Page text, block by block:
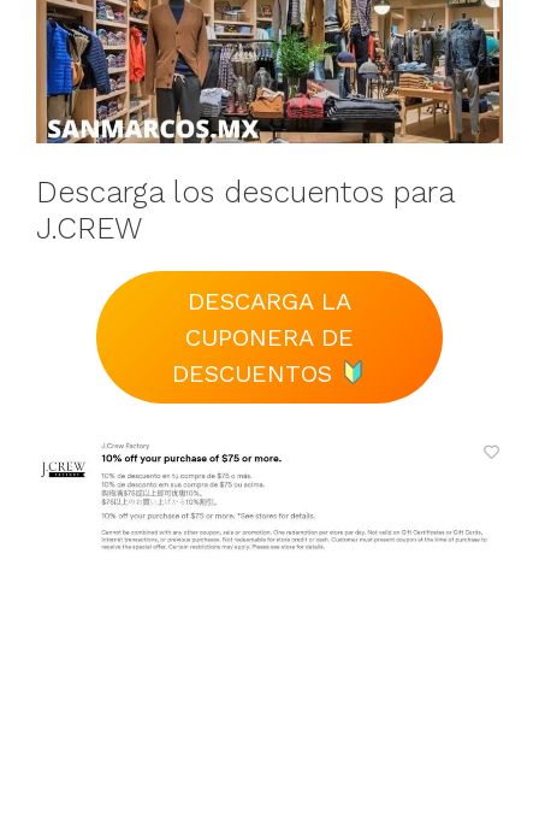
Descarga los descuentos para
J.CREW
DESCARGA LA
CUPONERA DE
DESCUENTOS